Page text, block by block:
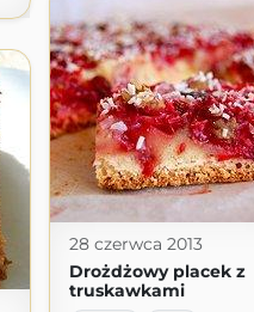
28 czerwca 2013
Drożdżowy placek z
truskawkami